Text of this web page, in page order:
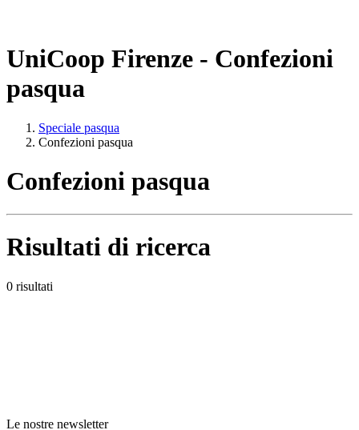
UniCoop Firenze - Confezioni
pasqua
Speciale pasqua
Confezioni pasqua
Confezioni pasqua
Risultati di ricerca
0 risultati
Le nostre newsletter